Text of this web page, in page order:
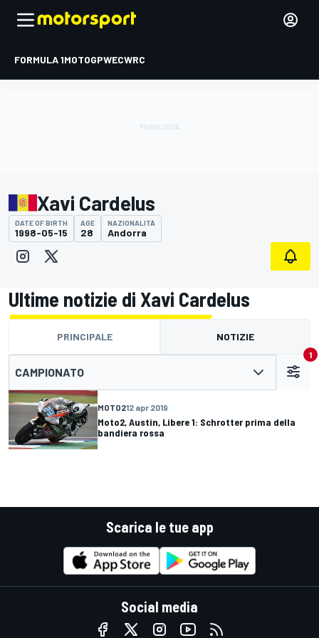
FORMULA 1MOTOGPWECWRC
Xavi Cardelus
DATE OF BIRTH
1998-05-15
AGE
28
NAZIONALITÀ
Andorra
Ultime notizie di Xavi Cardelus
PRINCIPALE NOTIZIE
CAMPIONATO
1
MOTO212 apr 2019
Moto2, Austin, Libere 1: Schrotter prima della
bandiera rossa
Scarica le tue app
Social media